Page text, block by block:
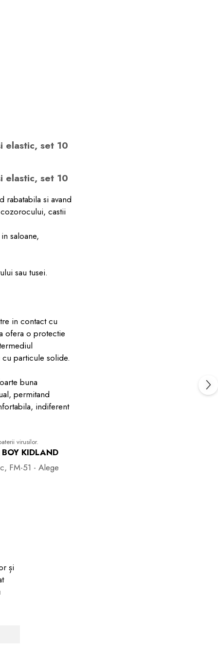
elastic, set 10
elastic, set 10
rabatabila si avand
castii
saloane,
sau tusei.
in contact cu
ofera o protectie
particule solide.
buna
permitand
indiferent
virusilor.
BOY KIDLAND
FM-51 - Alege
și